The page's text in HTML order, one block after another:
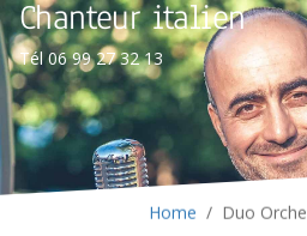
Chanteur italien
Tél 06 99 27 32 13
Home / Duo